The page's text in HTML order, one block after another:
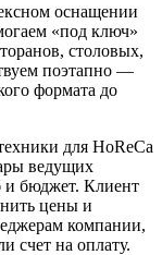
оснащении
«под ключ»
столовых,
поэтапно —
формата до
для HoReCa
ведущих
бюджет. Клиент
цены и
компании,
счет на оплату.